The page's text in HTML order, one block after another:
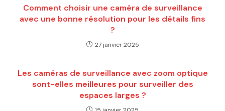
Comment choisir une caméra de surveillance
avec une bonne résolution pour les détails fins
?
27 janvier 2025
Les caméras de surveillance avec zoom optique
sont-elles meilleures pour surveiller des
espaces larges ?